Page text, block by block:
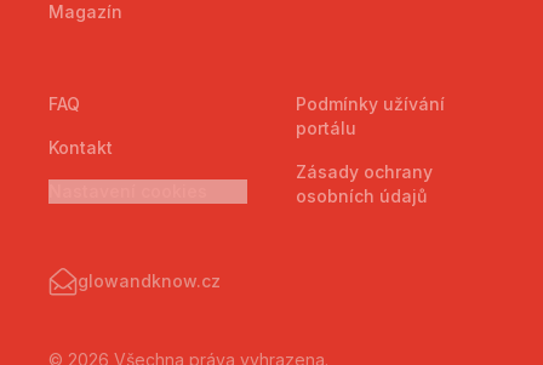
Magazín
FAQ
Kontakt
Podmínky užívání
portálu
Zásady ochrany
osobních údajů
glowandknow.cz
© 2026 Všechna práva vyhrazena.